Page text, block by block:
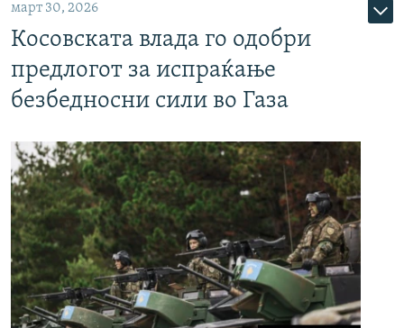
март 30, 2026
Косовската влада го одобри
предлогот за испраќање
безбедносни сили во Газа